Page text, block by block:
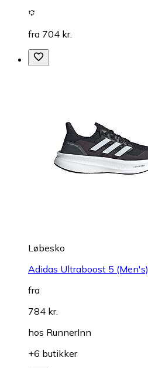
fra 704 kr.
Løbesko
Adidas Ultraboost 5 (Men's)
fra
784 kr.
hos RunnerInn
+6 butikker